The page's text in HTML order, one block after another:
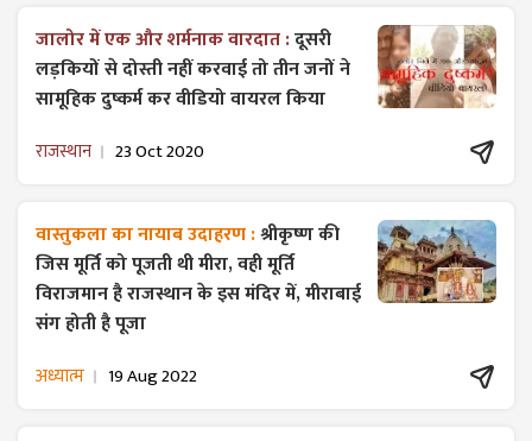
जालोर में एक और शर्मनाक वारदात :दूसरी
लड़कियों से दोस्ती नहीं करवाई तो तीन जनों ने
सामूहिक दुष्कर्म कर वीडियो वायरल किया
राजस्थान 23 Oct 2020
वास्तुकला का नायाब उदाहरण :श्रीकृष्ण की
जिस मूर्ति को पूजती थी मीरा, वही मूर्ति
विराजमान है राजस्थान के इस मंदिर में, मीराबाई
संग होती है पूजा
अध्यात्म 19 Aug 2022